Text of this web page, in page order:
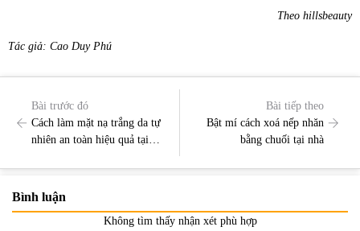
Theo hillsbeauty
Tác giả: Cao Duy Phú
Bài trước đó
Cách làm mặt nạ trắng da tự
nhiên an toàn hiệu quả tại
Bài tiếp theo
Bật mí cách xoá nếp nhăn
bằng chuối tại nhà
Bình luận
Không tìm thấy nhận xét phù hợp